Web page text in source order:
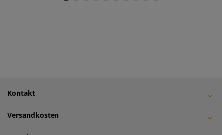
Kontakt
Versandkosten